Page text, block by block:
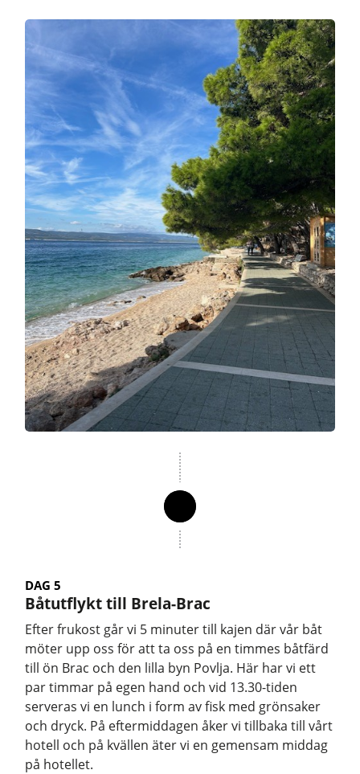
DAG 5
Båtutflykt till Brela-Brac
Efter frukost går vi 5 minuter till kajen där vår båt
möter upp oss för att ta oss på en timmes båtfärd
till ön Brac och den lilla byn Povlja. Här har vi ett
par timmar på egen hand och vid 13.30-tiden
serveras vi en lunch i form av fisk med grönsaker
och dryck. På eftermiddagen åker vi tillbaka till vårt
hotell och på kvällen äter vi en gemensam middag
på hotellet.